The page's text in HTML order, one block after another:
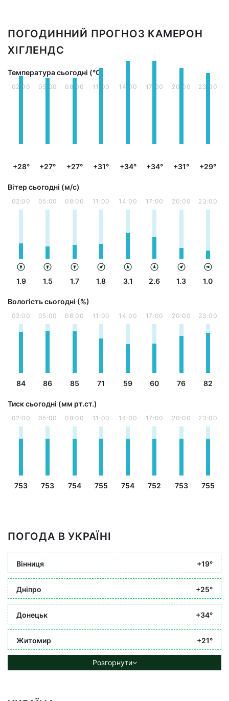
ПОГОДИННИЙ ПРОГНОЗ КАМЕРОН
ХІГЛЕНДС
Температура сьогодні (°С)
02:00
+28°
05:00
+27°
08:00
+27°
11:00
+31°
14:00
+34°
17:00
+34°
20:00
+31°
23:00
+29°
Вітер сьогодні (м/с)
02:00
1.9
05:00
1.5
08:00
1.7
11:00
1.8
14:00
3.1
17:00
2.6
20:00
1.3
23:00
1.0
Вологість сьогодні (%)
02:00
84
05:00
86
08:00
85
11:00
71
14:00
59
17:00
60
20:00
76
23:00
82
Тиск сьогодні (мм рт.ст.)
02:00
753
05:00
753
08:00
754
11:00
755
14:00
754
17:00
752
20:00
753
23:00
755
ПОГОДА В УКРАЇНІ
Вінниця +19°
Дніпро +25°
Донецьк +34°
Житомир +21°
Розгорнути